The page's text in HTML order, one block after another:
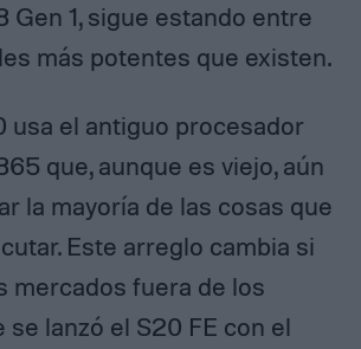
Gen 1, sigue estando entre
más potentes que existen.
usa el antiguo procesador
que, aunque es viejo, aún
la mayoría de las cosas que
Este arreglo cambia si
mercados fuera de los
se lanzó el S20 FE con el